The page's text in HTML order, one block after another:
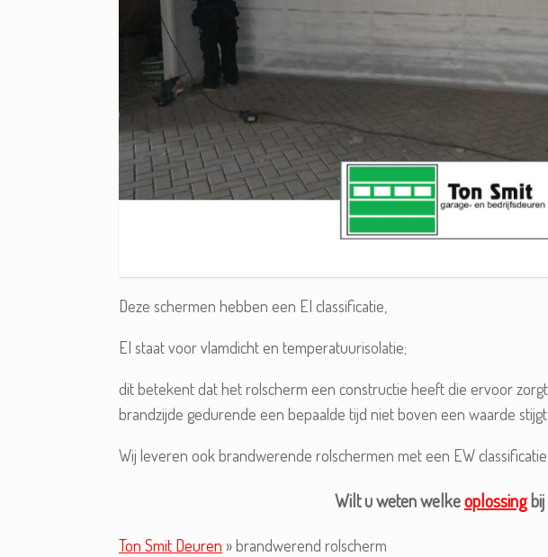
Deze schermen hebben een EI classificatie,
EI staat voor vlamdicht en temperatuurisolatie;
dit betekent dat het rolscherm een constructie heeft die ervoor
brandzijde gedurende een bepaalde tijd niet boven een waarde stijgt.
Wij leveren ook brandwerende rolschermen met een EW classificatie,
Wilt u weten welkeoplossingbij
Ton Smit Deuren »brandwerend rolscherm